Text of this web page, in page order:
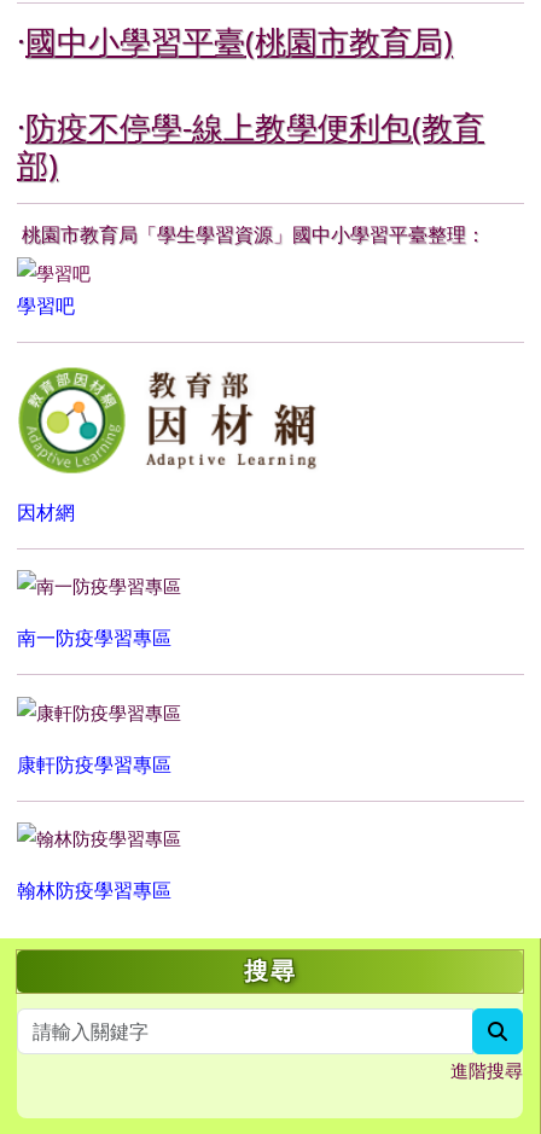
·國中小學習平臺(桃園市教育局)
·防疫不停學-線上教學便利包(教育
部)
桃園市教育局「學生學習資源」國中小學習平臺整理：
學習吧
link to https://www.learnmode.net/ title=學習吧(開啟新視窗)
因材網
南一防疫學習專區
康軒防疫學習專區
翰林防疫學習專區
左邊區域內容 搜尋
進階搜尋